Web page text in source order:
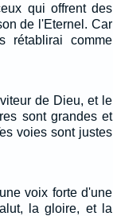
qui offrent des
de l'Eternel. Car
rétablirai comme
de Dieu, et le
sont grandes et
voies sont justes
voix forte d'une
la gloire, et la